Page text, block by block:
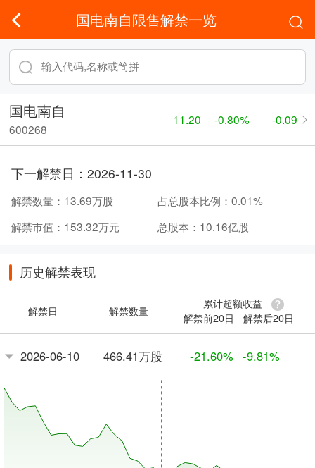
国电南自限售解禁一览
国电南自
600268
11.20 -0.80% -0.09
下一解禁日： 2026-11-30
解禁数量： 13.69万股 占总股本比例： 0.01%
解禁市值： 153.32万元 总股本： 10.16亿股
历史解禁表现
解禁日 解禁数量
累计超额收益
解禁前20日
解禁后20日
2026-06-10 466.41万股 -21.60% -9.81%